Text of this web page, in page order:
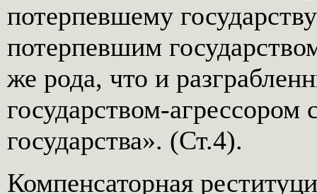
потерпевшему
потерпевшим
же рода, что и
государством-агрессором
государства». (Ст.4).
Компенсаторная